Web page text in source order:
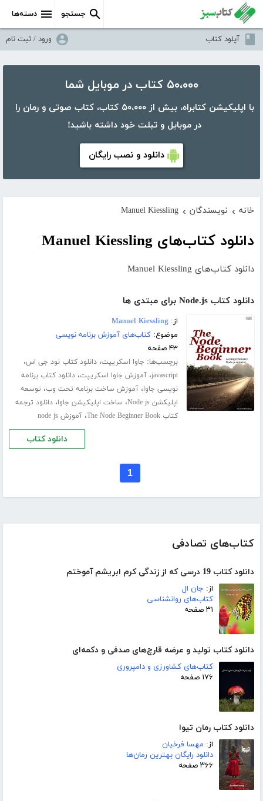
دسته‌ها جستجو
آپلود کتاب ورود / ثبت نام
۵۰،۰۰۰ کتاب در موبایل شما
با اپلیکیشن کتابراه، بیش از ۵۰،۰۰۰ کتاب، کتاب صوتی و رمان را
در موبایل و تبلت خود داشته باشید!
دانلود و نصب رایگان
کتاب‌های تصادفی
دانلود کتاب 19 درسی که از زندگی کرم ابریشم آموختم
از: جان ال
کتاب‌های روانشناسی
۳۱ صفحه
دانلود کتاب تولید و عرضه قارچ‌های صدفی و دکمه‌ای
کتاب‌های کشاورزی و دامپروری
۱۷۶ صفحه
دانلود کتاب رمان تیوا
از: مهسا فرخیان
دانلود رایگان بهترین رمان‌ها
۳۶۶ صفحه
خانه › نویسندگان ›
Manuel Kiessling
دانلود کتاب‌های Manuel Kiessling
دانلود کتاب‌های Manuel Kiessling
دانلود کتاب Node.js برای مبتدی ها
از:Manuel Kiessling
موضوع:کتاب‌های آموزش برنامه نویسی
۴۳ صفحه
برچسب‌ها: جاوا اسکریپت،دانلود کتاب نود جی اس،
javascript،آموزش جاوا اسکریپت،دانلود کتاب برنامه
نویسی جاوا،آموزش ساخت برنامه تحت وب، توسعه
اپلیکشن Node js
، ساخت اپلیکیشن جاوا،دانلود ترجمه
کتاب The Node Beginner Book
،آموزش node js
دانلود کتاب
1